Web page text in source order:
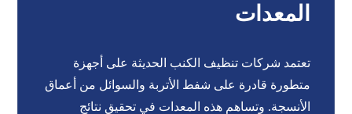
المعدات
تعتمد شركات تنظيف الكنب الحديثة على أجهزة
متطورة قادرة على شفط الأتربة والسوائل من أعماق
الأنسجة. وتساهم هذه المعدات في تحقيق نتائج